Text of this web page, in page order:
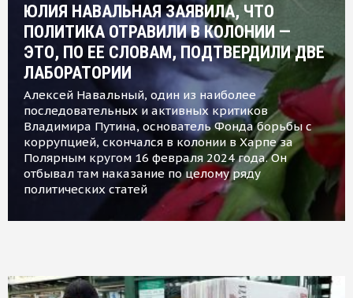
ЮЛИЯ НАВАЛЬНАЯ ЗАЯВИЛА, ЧТО
ПОЛИТИКА ОТРАВИЛИ В КОЛОНИИ —
ЭТО, ПО ЕЕ СЛОВАМ, ПОДТВЕРДИЛИ ДВЕ
ЛАБОРАТОРИИ
Алексей Навальный, один из наиболее
последовательных и активных критиков
Владимира Путина, основатель Фонда борьбы с
коррупцией, скончался в колонии в Харпе за
Полярным кругом 16 февраля 2024 года. Он
отбывал там наказание по целому ряду
политических статей